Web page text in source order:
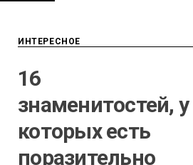
ИНТЕРЕСНОЕ
16
знаменитостей, у
которых есть
поразительно